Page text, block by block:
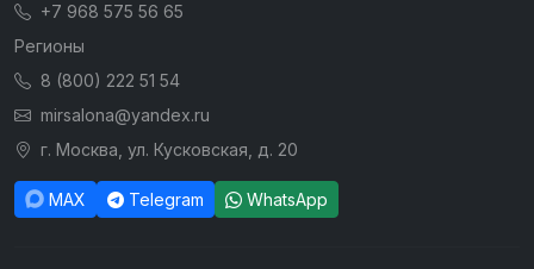
+7 968 575 56 65
Регионы
8 (800) 222 51 54
mirsalona@yandex.ru
г. Москва, ул. Кусковская, д. 20
MAX Telegram WhatsApp